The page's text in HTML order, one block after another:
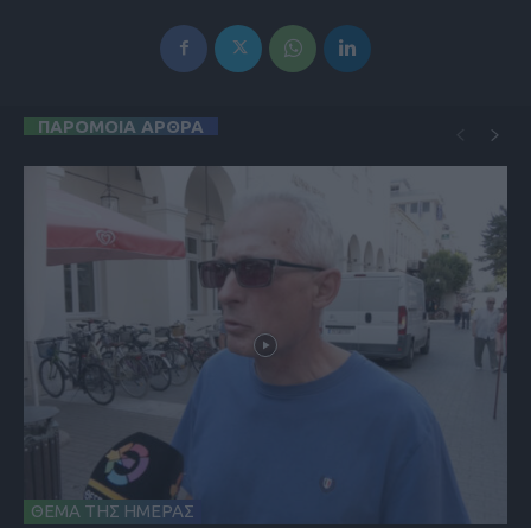
ΠΑΡΟΜΟΙΑ ΑΡΘΡΑ
ΘΕΜΑ ΤΗΣ ΗΜΕΡΑΣ